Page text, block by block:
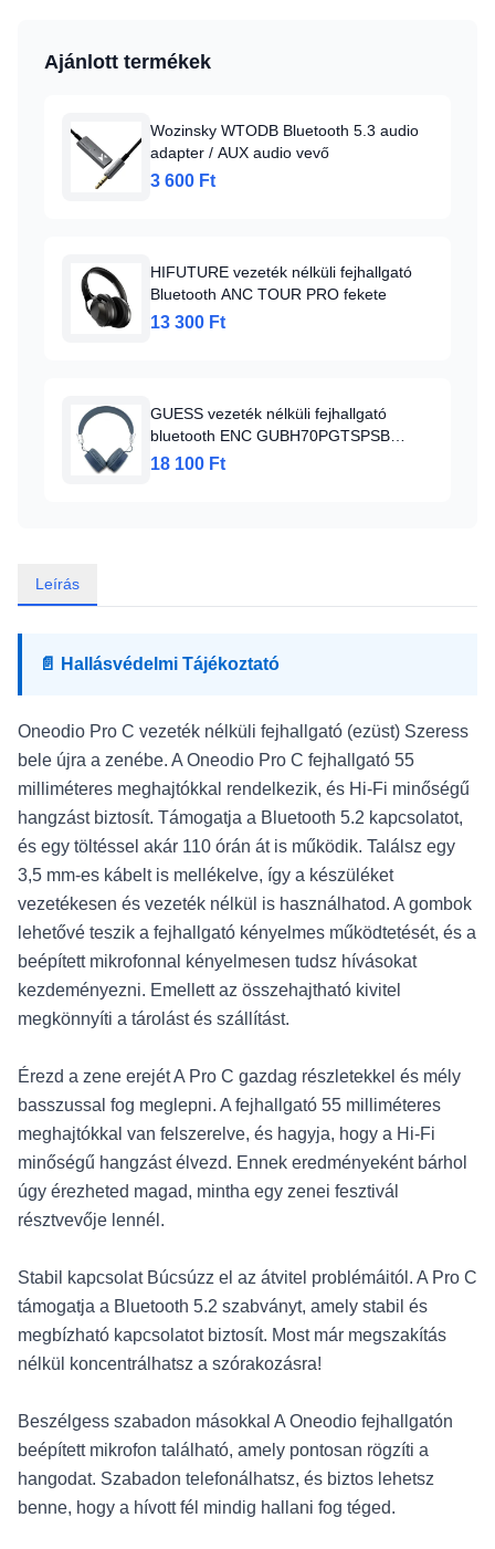
Ajánlott termékek
Wozinsky WTODB Bluetooth 5.3 audio
adapter / AUX audio vevő
3 600 Ft
HIFUTURE vezeték nélküli fejhallgató
Bluetooth ANC TOUR PRO fekete
13 300 Ft
GUESS vezeték nélküli fejhallgató
bluetooth ENC GUBH70PGTSPSB
(Grained Classic Round Shape) kék
18 100 Ft
Leírás
📄 Hallásvédelmi Tájékoztató
Oneodio Pro C vezeték nélküli fejhallgató (ezüst) Szeress
bele újra a zenébe. A Oneodio Pro C fejhallgató 55
milliméteres meghajtókkal rendelkezik, és Hi-Fi minőségű
hangzást biztosít. Támogatja a Bluetooth 5.2 kapcsolatot,
és egy töltéssel akár 110 órán át is működik. Találsz egy
3,5 mm-es kábelt is mellékelve, így a készüléket
vezetékesen és vezeték nélkül is használhatod. A gombok
lehetővé teszik a fejhallgató kényelmes működtetését, és a
beépített mikrofonnal kényelmesen tudsz hívásokat
kezdeményezni. Emellett az összehajtható kivitel
megkönnyíti a tárolást és szállítást.
Érezd a zene erejét A Pro C gazdag részletekkel és mély
basszussal fog meglepni. A fejhallgató 55 milliméteres
meghajtókkal van felszerelve, és hagyja, hogy a Hi-Fi
minőségű hangzást élvezd. Ennek eredményeként bárhol
úgy érezheted magad, mintha egy zenei fesztivál
résztvevője lennél.
Stabil kapcsolat Búcsúzz el az átvitel problémáitól. A Pro C
támogatja a Bluetooth 5.2 szabványt, amely stabil és
megbízható kapcsolatot biztosít. Most már megszakítás
nélkül koncentrálhatsz a szórakozásra!
Beszélgess szabadon másokkal A Oneodio fejhallgatón
beépített mikrofon található, amely pontosan rögzíti a
hangodat. Szabadon telefonálhatsz, és biztos lehetsz
benne, hogy a hívott fél mindig hallani fog téged.